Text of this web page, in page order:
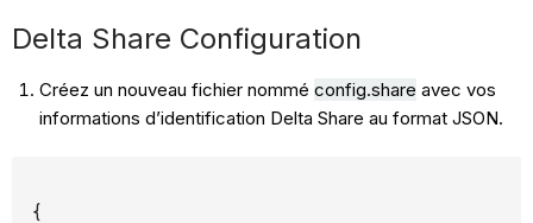
Delta Share Configuration
Créez un nouveau fichier nommé config.share avec vos
informations d’identification Delta Share au format JSON.
{